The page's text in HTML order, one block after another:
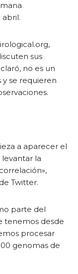
abril.
sus
no es un
y se requieren
a aparecer el
la
Twitter.
parte del
tenemos desde
procesar
genomas de